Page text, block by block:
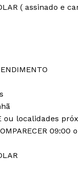
( assinado e
ou localidades
09:00